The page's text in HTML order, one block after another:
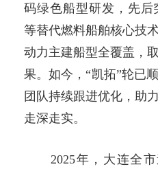
码绿色船型研发，先
等替代燃料船舶核心技
动力主建船型全覆盖，
果。如今，“凯拓”轮已
团队持续跟进优化，助
走深走实。
2025年，大连全市